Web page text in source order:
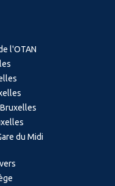
l'OTAN
du Midi